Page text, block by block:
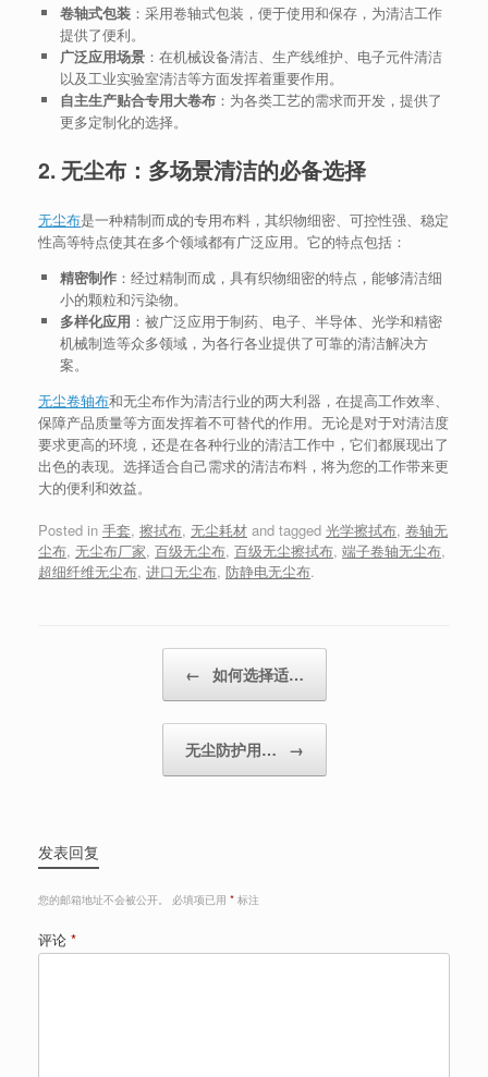
卷轴式包装：采用卷轴式包装，便于使用和保存，为清洁工作
提供了便利。
广泛应用场景：在机械设备清洁、生产线维护、电子元件清洁
以及工业实验室清洁等方面发挥着重要作用。
自主生产贴合专用大卷布：为各类工艺的需求而开发，提供了
更多定制化的选择。
2. 无尘布：多场景清洁的必备选择
无尘布是一种精制而成的专用布料，其织物细密、可控性强、稳定
性高等特点使其在多个领域都有广泛应用。它的特点包括：
精密制作：经过精制而成，具有织物细密的特点，能够清洁细
小的颗粒和污染物。
多样化应用 ：被广泛应用于制药、电子、半导体、光学和精密
机械制造等众多领域，为各行各业提供了可靠的清洁解决方
案。
无尘卷轴布和无尘布作为清洁行业的两大利器，在提高工作效率、
保障产品质量等方面发挥着不可替代的作用。无论是对于对清洁度
要求更高的环境，还是在各种行业的清洁工作中，它们都展现出了
出色的表现。选择适合自己需求的清洁布料，将为您的工作带来更
大的便利和效益。
Posted in 手套, 擦拭布, 无尘耗材 and tagged 光学擦拭布, 卷轴无
尘布, 无尘布厂家, 百级无尘布, 百级无尘擦拭布, 端子卷轴无尘布,
超细纤维无尘布, 进口无尘布, 防静电无尘布.
← 如何选择适…
无尘防护用… →
发表回复
您的邮箱地址不会被公开。 必填项已用 * 标注
评论 *